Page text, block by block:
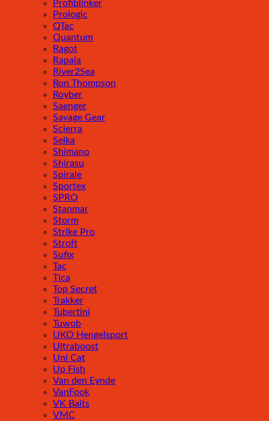
Profiblinker
Prologic
QTac
Quantum
Ragot
Rapala
River2Sea
Ron Thompson
Royber
Saenger
Savage Gear
Scierra
Seika
Shimano
Shirasu
Spirale
Sportex
SPRO
Stanmar
Storm
Strike Pro
Stroft
Sufix
Tac
Tica
Top Secret
Trakker
Tubertini
Tuwob
UKO Hengelsport
Ultraboost
Uni Cat
Up Fish
Van den Eynde
VanFook
VK Baits
VMC